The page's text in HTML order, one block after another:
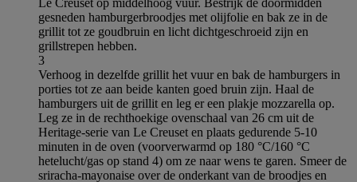
gesneden hamburgerbroodjes met olijfolie en bak ze in de
grillit tot ze goudbruin en licht dichtgeschroeid zijn en
grillstrepen hebben.
3
Verhoog in dezelfde grillit het vuur en bak de hamburgers in
porties tot ze aan beide kanten goed bruin zijn. Haal de
hamburgers uit de grillit en leg er een plakje mozzarella op.
Leg ze in de rechthoekige ovenschaal van 26 cm uit de
Heritage-serie van Le Creuset en plaats gedurende 5-10
minuten in de oven (voorverwarmd op 180 °C/160 °C
hetelucht/gas op stand 4) om ze naar wens te garen. Smeer de
sriracha-mayonaise over de onderkant van de broodjes en